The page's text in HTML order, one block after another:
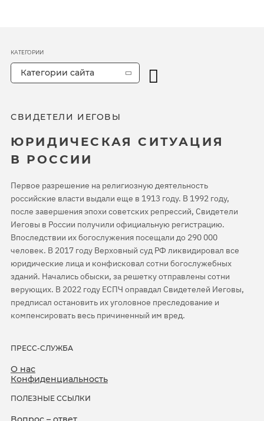
СВИДЕТЕЛИ ИЕГОВЫ
ЮРИДИЧЕСКАЯ СИТУАЦИЯ
В РОССИИ
Первое разрешение на религиозную деятельность
российские власти выдали еще в 1913 году. В 1992 году,
после завершения эпохи советских репрессий, Свидетели
Иеговы в России получили официальную регистрацию.
Впоследствии их богослужения посещали до 290 000
человек. В 2017 году Верховный суд РФ ликвидировал все
юридические лица и конфисковал сотни богослужебных
зданий. Начались обыски, за решетку отправлены сотни
верующих. В 2022 году ЕСПЧ оправдал Свидетелей Иеговы,
предписал остановить их уголовное преследование и
компенсировать весь причиненный им вред.
ПРЕСС-СЛУЖБА
О нас
Конфиденциальность
ПОЛЕЗНЫЕ ССЫЛКИ
КАТЕГОРИИ
Категории сайта